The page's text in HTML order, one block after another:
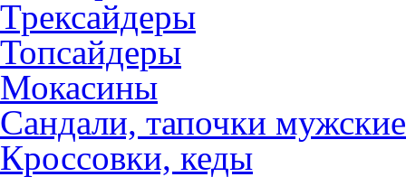
Трексайдеры
Топсайдеры
Мокасины
Сандали, тапочки мужские
Кроссовки, кеды